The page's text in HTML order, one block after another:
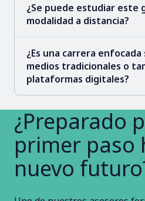
¿Se puede estudiar este
modalidad a distancia?
¿Es una carrera enfocada
medios tradicionales o
plataformas digitales?
¿Preparado
primer paso
nuevo